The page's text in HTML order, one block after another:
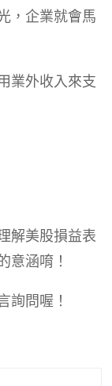
，企業就會馬
業外收入來支
解美股損益表
意涵唷！
詢問喔！